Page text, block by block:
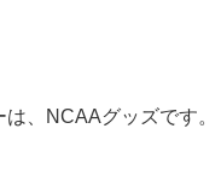
、NCAAグッズです。